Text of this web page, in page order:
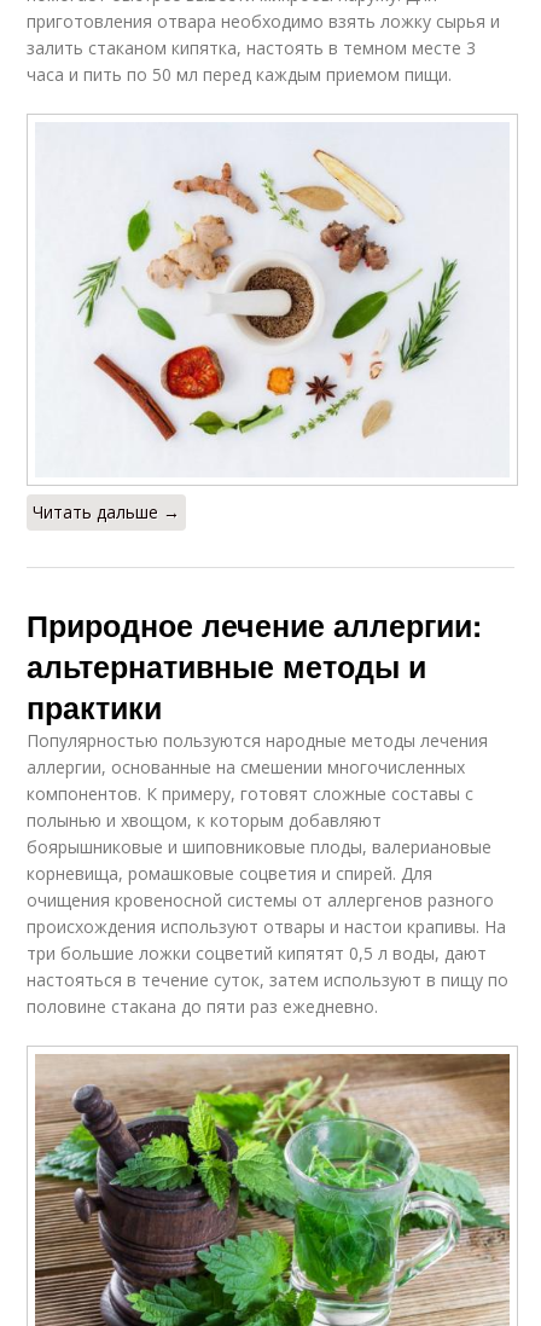
приготовления отвара необходимо взять ложку сырья и
залить стаканом кипятка, настоять в темном месте 3
часа и пить по 50 мл перед каждым приемом пищи.
Читать дальше →
Природное лечение аллергии:
альтернативные методы и
практики
Популярностью пользуются народные методы лечения
аллергии, основанные на смешении многочисленных
компонентов. К примеру, готовят сложные составы с
полынью и хвощом, к которым добавляют
боярышниковые и шиповниковые плоды, валериановые
корневища, ромашковые соцветия и спирей. Для
очищения кровеносной системы от аллергенов разного
происхождения используют отвары и настои крапивы. На
три большие ложки соцветий кипятят 0,5 л воды, дают
настояться в течение суток, затем используют в пищу по
половине стакана до пяти раз ежедневно.